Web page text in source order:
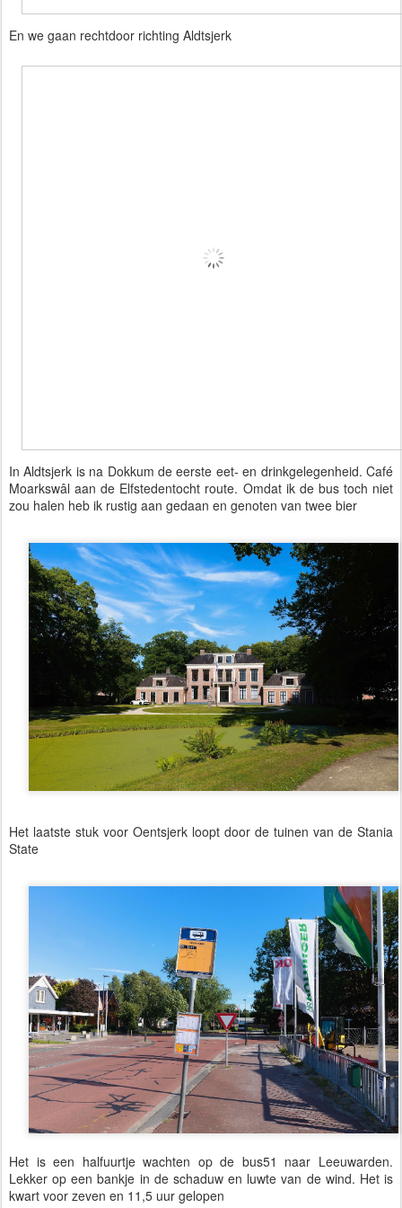
En we gaan rechtdoor richting Aldtsjerk
In Aldtsjerk is na Dokkum de eerste eet- en drinkgelegenheid. Café
Moarkswâl aan de Elfstedentocht route. Omdat ik de bus toch niet
zou halen heb ik rustig aan gedaan en genoten van twee bier
Het laatste stuk voor Oentsjerk loopt door de tuinen van de Stania
State
Het is een halfuurtje wachten op de bus51 naar Leeuwarden.
Lekker op een bankje in de schaduw en luwte van de wind. Het is
kwart voor zeven en 11,5 uur gelopen